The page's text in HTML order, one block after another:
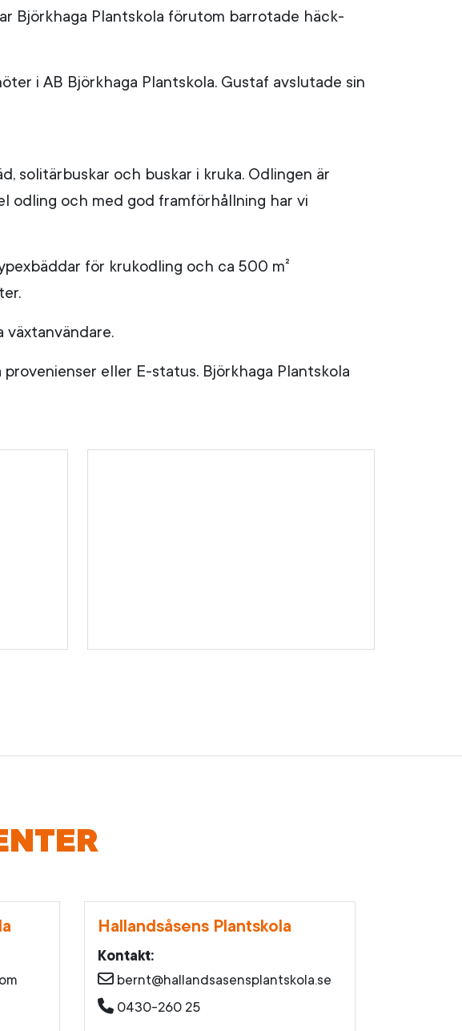
Björkhaga Plantskola förutom barrotade häck-
i AB Björkhaga Plantskola. Gustaf avslutade sin
solitärbuskar och buskar i kruka. Odlingen är
odling och med god framförhållning har vi
för krukodling och ca 500 m²
växtanvändare.
eller E-status. Björkhaga Plantskola
Hallandsåsens Plantskola
Kontakt:
bernt@hallandsasensplantskola.se
0430-260 25